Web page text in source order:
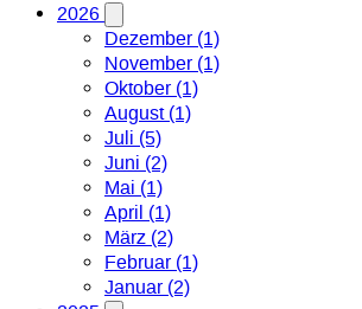
2026
Dezember (1)
November (1)
Oktober (1)
August (1)
Juli (5)
Juni (2)
Mai (1)
April (1)
März (2)
Februar (1)
Januar (2)